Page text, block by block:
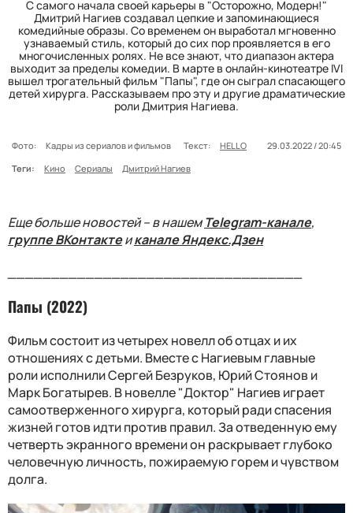
С самого начала своей карьеры в "Осторожно, Модерн!"
Дмитрий Нагиев создавал цепкие и запоминающиеся
комедийные образы. Со временем он выработал мгновенно
узнаваемый стиль, который до сих пор проявляется в его
многочисленных ролях. Не все знают, что диапазон актера
выходит за пределы комедии. В марте в онлайн-кинотеатре IVI
вышел трогательный фильм "Папы", где он сыграл спасающего
детей хирурга. Рассказываем про эту и другие драматические
роли Дмитрия Нагиева.
Фото: Кадры из сериалов и фильмов Текст: HELLO
29.03.2022 / 20:45
Теги:
Кино Сериалы Дмитрий Нагиев
Еще больше новостей – в нашемTelegram-канале,
группе ВКонтактеиканале Яндекс.Дзен
Папы (2022)
Фильм состоит из четырех новелл об отцах и их
отношениях с детьми. Вместе с Нагиевым главные
роли исполнили Сергей Безруков, Юрий Стоянов и
Марк Богатырев. В новелле "Доктор" Нагиев играет
самоотверженного хирурга, который ради спасения
жизней готов идти против правил. За отведенную ему
четверть экранного времени он раскрывает глубоко
человечную личность, пожираемую горем и чувством
долга.